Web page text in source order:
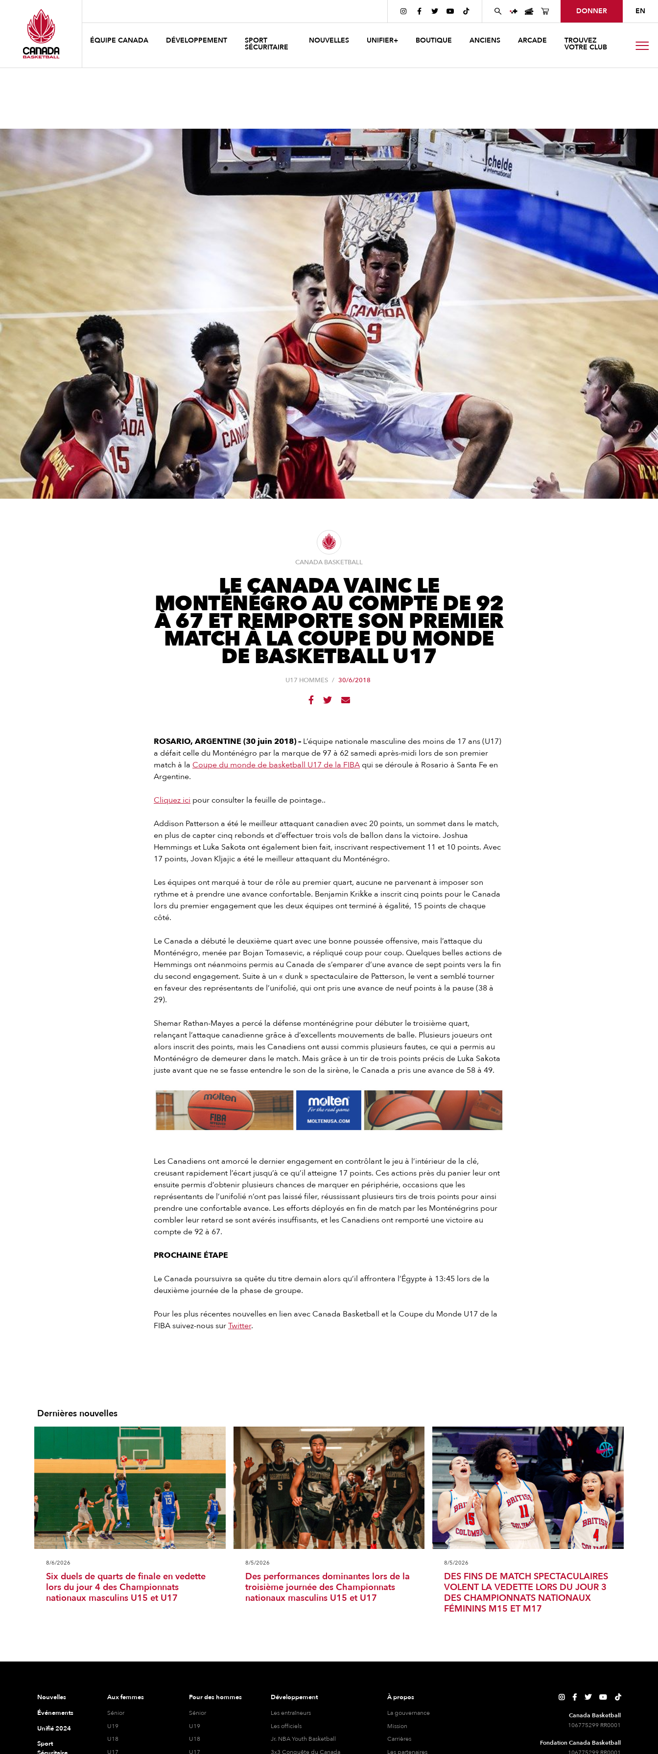
     DONNER EN
ÉQUIPE CANADA DÉVELOPPEMENT SPORT
SÉCURITAIRE
NOUVELLES UNIFIER+ BOUTIQUE ANCIENS ARCADE TROUVEZ
VOTRE CLUB
CANADA BASKETBALL
LE CANADA VAINC LE
MONTÉNÉGRO AU COMPTE DE 92
À 67 ET REMPORTE SON PREMIER
MATCH À LA COUPE DU MONDE
DE BASKETBALL U17
U17 HOMMES / 30/6/2018
  
ROSARIO, ARGENTINE (30 juin 2018) – L’équipe nationale masculine des moins de 17 ans (U17)
a défait celle du Monténégro par la marque de 97 à 62 samedi après-midi lors de son premier
match à la Coupe du monde de basketball U17 de la FIBA qui se déroule à Rosario à Santa Fe en
Argentine.
Cliquez ici pour consulter la feuille de pointage..
Addison Patterson a été le meilleur attaquant canadien avec 20 points, un sommet dans le match,
en plus de capter cinq rebonds et d’effectuer trois vols de ballon dans la victoire. Joshua
Hemmings et Luka Sakota ont également bien fait, inscrivant respectivement 11 et 10 points. Avec
17 points, Jovan Kljajic a été le meilleur attaquant du Monténégro.
Les équipes ont marqué à tour de rôle au premier quart, aucune ne parvenant à imposer son
rythme et à prendre une avance confortable. Benjamin Krikke a inscrit cinq points pour le Canada
lors du premier engagement que les deux équipes ont terminé à égalité, 15 points de chaque
côté.
Le Canada a débuté le deuxième quart avec une bonne poussée offensive, mais l’attaque du
Monténégro, menée par Bojan Tomasevic, a répliqué coup pour coup. Quelques belles actions de
Hemmings ont néanmoins permis au Canada de s’emparer d’une avance de sept points vers la fin
du second engagement. Suite à un « dunk » spectaculaire de Patterson, le vent a semblé tourner
en faveur des représentants de l’unifolié, qui ont pris une avance de neuf points à la pause (38 à
29).
Shemar Rathan-Mayes a percé la défense monténégrine pour débuter le troisième quart,
relançant l’attaque canadienne grâce à d’excellents mouvements de balle. Plusieurs joueurs ont
alors inscrit des points, mais les Canadiens ont aussi commis plusieurs fautes, ce qui a permis au
Monténégro de demeurer dans le match. Mais grâce à un tir de trois points précis de Luka Sakota
juste avant que ne se fasse entendre le son de la sirène, le Canada a pris une avance de 58 à 49.
Les Canadiens ont amorcé le dernier engagement en contrôlant le jeu à l’intérieur de la clé,
creusant rapidement l’écart jusqu’à ce qu’il atteigne 17 points. Ces actions près du panier leur ont
ensuite permis d’obtenir plusieurs chances de marquer en périphérie, occasions que les
représentants de l’unifolié n’ont pas laissé filer, réussissant plusieurs tirs de trois points pour ainsi
prendre une confortable avance. Les efforts déployés en fin de match par les Monténégrins pour
combler leur retard se sont avérés insuffisants, et les Canadiens ont remporté une victoire au
compte de 92 à 67.
PROCHAINE ÉTAPE
Le Canada poursuivra sa quête du titre demain alors qu’il affrontera l’Égypte à 13:45 lors de la
deuxième journée de la phase de groupe.
Pour les plus récentes nouvelles en lien avec Canada Basketball et la Coupe du Monde U17 de la
FIBA suivez-nous surTwitter.
Dernières nouvelles
8/6/2026
Six duels de quarts de finale en vedette
lors du jour 4 des Championnats
nationaux masculins U15 et U17
8/5/2026
Des performances dominantes lors de la
troisième journée des Championnats
nationaux masculins U15 et U17
8/5/2026
DES FINS DE MATCH SPECTACULAIRES
VOLENT LA VEDETTE LORS DU JOUR 3
DES CHAMPIONNATS NATIONAUX
FÉMININS M15 ET M17
Nouvelles
Événements
Unifié 2024
Sport
Aux femmes
Sénior
U19
U18
U17
Pour des hommes
Sénior
U19
U18
U17
Développement
Les entraîneurs
Les officiels
Jr. NBA Youth Basketball
3x3 Conquête du Canada
À propos
La gouvernance
Mission
Carrières
Les partenaires
    
Canada Basketball
106775299 RR0001
Fondation Canada Basketball